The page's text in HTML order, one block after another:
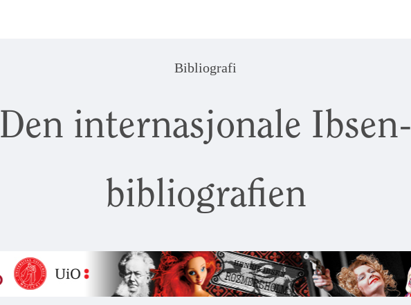
Bibliografi
Den internasjonale Ibsen-
bibliografien